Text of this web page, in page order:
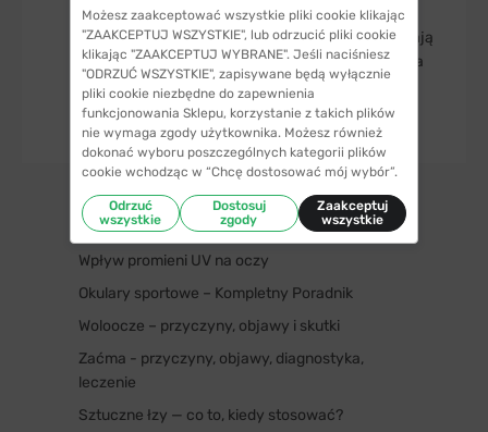
NAJNOWSZE POSTY
Wpływ promieni UV na oczy
Okulary sportowe – Kompletny Poradnik
Woloocze – przyczyny, objawy i skutki
Zaćma - przyczyny, objawy, diagnostyka,
leczenie
Sztuczne łzy — co to, kiedy stosować?
aby dziecko było pod stałą kontrolą okulisty. W
końcu problemu ze wzrokiem znacząco wpływają
na wyniki w nauce, a to może odbić się nawet na
jego przyszłości.
Możesz zaakceptować wszystkie pliki cookie klikając
"ZAAKCEPTUJ WSZYSTKIE", lub odrzucić pliki cookie
klikając "ZAAKCEPTUJ WYBRANE". Jeśli naciśniesz
"ODRZUĆ WSZYSTKIE", zapisywane będą wyłącznie
pliki cookie niezbędne do zapewnienia
funkcjonowania Sklepu, korzystanie z takich plików
nie wymaga zgody użytkownika. Możesz również
dokonać wyboru poszczególnych kategorii plików
cookie wchodząc w “Chcę dostosować mój wybór”.
Odrzuć
wszystkie
Dostosuj
zgody
Zaakceptuj
wszystkie